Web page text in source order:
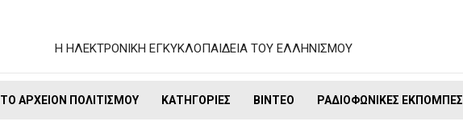
Η ΗΛΕΚΤΡΟΝΙΚΗ ΕΓΚΥΚΛΟΠΑΙΔΕΙΑ ΤΟΥ ΕΛΛΗΝΙΣΜΟΥ
ΤΟ ΑΡΧΕΊΟΝ ΠΟΛΙΤΙΣΜΟΎ ΚΑΤΗΓΟΡΊΕΣ ΒΊΝΤΕΟ ΡΑΔΙΟΦΩΝΙΚΈΣ ΕΚΠΟΜΠΈΣ